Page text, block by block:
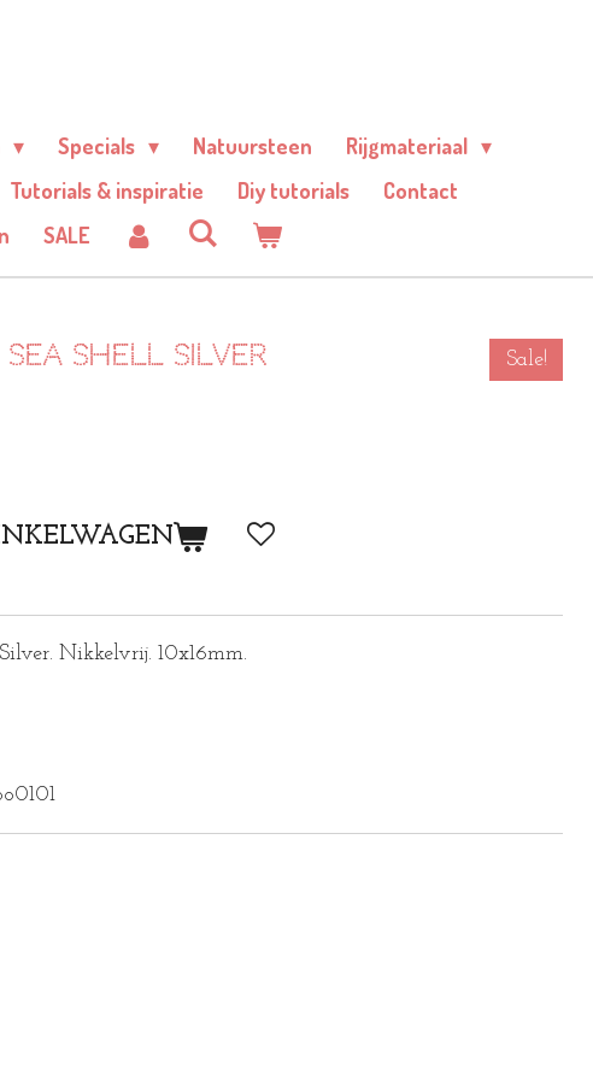
Specials Natuursteen
Rijgmateriaal
Tutorials & inspiratie Diy tutorials
Contact
SALE
Sea shell Silver Sale!
Nikkelvrij. 10x16mm.